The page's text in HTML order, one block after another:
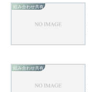
組み合わせ共有
組み合わせ共有